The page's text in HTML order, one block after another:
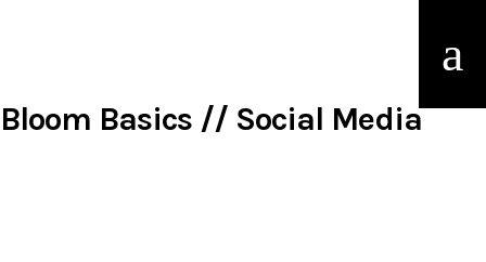
Bloom Basics // Social Media